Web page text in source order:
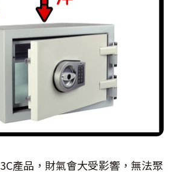
3C產品，財氣會大受影響，無法聚